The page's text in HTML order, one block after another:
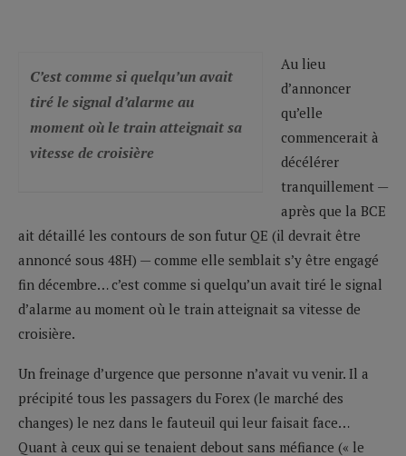
C’est comme si quelqu’un avait
tiré le signal d’alarme au
moment où le train atteignait sa
vitesse de croisière
Au lieu
d’annoncer
qu’elle
commencerait à
décélérer
tranquillement —
après que la BCE
ait détaillé les contours de son futur QE (il devrait être
annoncé sous 48H) — comme elle semblait s’y être engagé
fin décembre… c’est comme si quelqu’un avait tiré le signal
d’alarme au moment où le train atteignait sa vitesse de
croisière.
Un freinage d’urgence que personne n’avait vu venir. Il a
précipité tous les passagers du Forex (le marché des
changes) le nez dans le fauteuil qui leur faisait face…
Quant à ceux qui se tenaient debout sans méfiance (« le